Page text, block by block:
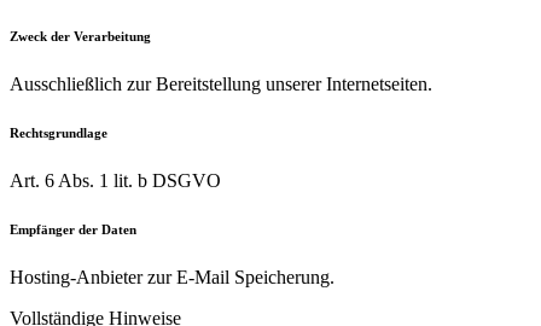
Zweck der Verarbeitung
Ausschließlich zur Bereitstellung unserer Internetseiten.
Rechtsgrundlage
Art. 6 Abs. 1 lit. b DSGVO
Empfänger der Daten
Hosting-Anbieter zur E-Mail Speicherung.
Vollständige Hinweise